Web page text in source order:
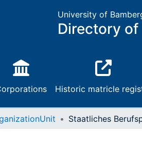
University of
Directory
Historic matricle